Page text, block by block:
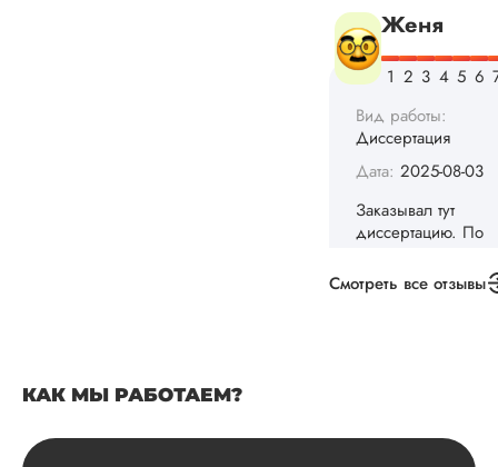
диссертацию. По
срокам и
конечно, для меня
внушительно, но
выхода не
не успел бы
самостоятельно.
Понравилось то,
держал меня в
о статусе заказа.
исследования
Смотреть все отзывы
КАК МЫ РАБОТАЕМ?